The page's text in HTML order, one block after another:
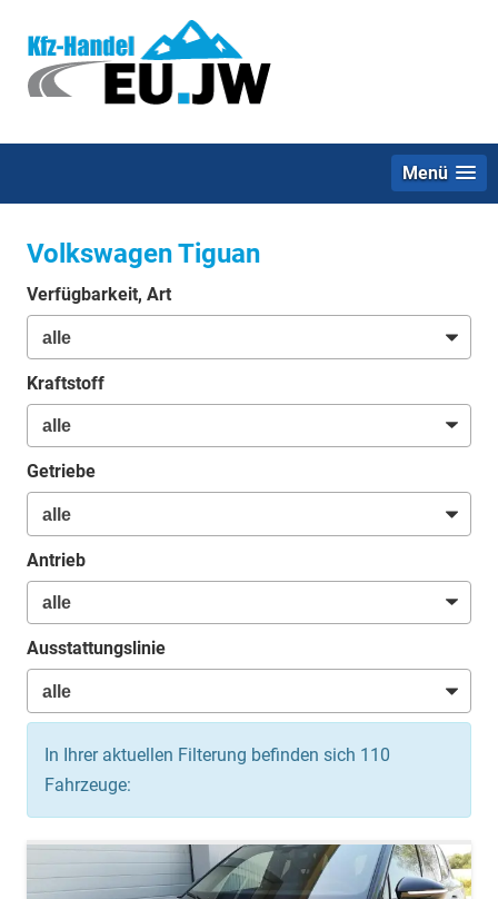
Menü
Volkswagen Tiguan
Verfügbarkeit, Art
Kraftstoff
Getriebe
Antrieb
Ausstattungslinie
In Ihrer aktuellen Filterung befinden sich 110
Fahrzeuge: